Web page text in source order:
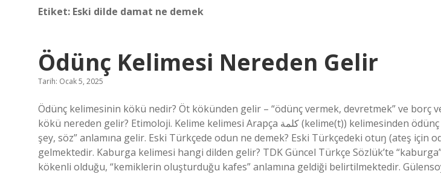
Etiket: Eski dilde damat ne demek
Ödünç Kelimesi Nereden Gelir
Tarih: Ocak 5, 2025
Ödünç kelimesinin kökü nedir? Öt kökünden gelir – “ödünç vermek, devretmek” ve borç
kökü nereden gelir? Etimoloji. Kelime kelimesi Arapça كلمة (kelime(t)) kelimesinden ödünç alınmıştır ve “söylenen
şey, söz” anlamına gelir. Eski Türkçede odun ne demek? Eski Türkçedeki otuŋ (ateş için
gelmektedir. Kaburga kelimesi hangi dilden gelir? TDK Güncel Türkçe Sözlük’te
kökenli olduğu, “kemiklerin oluşturduğu kafes” anlamına geldiği belirtilmektedir.